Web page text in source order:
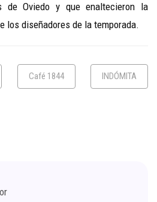
de Oviedo y que enaltecieron la
los diseñadores de la temporada.
Café 1844 INDÓMITA